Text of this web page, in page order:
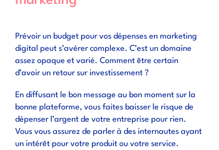
Prévoir un budget pour vos dépenses en marketing
digital peut s’avérer complexe. C’est un domaine
assez opaque et varié. Comment être certain
d’avoir un retour sur investissement ?
En diffusant le bon message au bon moment sur la
bonne plateforme, vous faites baisser le risque de
dépenser l’argent de votre entreprise pour rien.
Vous vous assurez de parler à des internautes ayant
un intérêt pour votre produit ou votre service.